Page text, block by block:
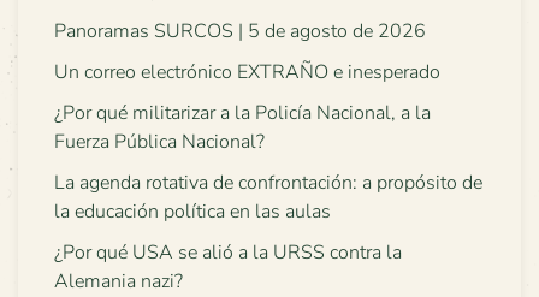
Panoramas SURCOS | 5 de agosto de 2026
Un correo electrónico EXTRAÑO e inesperado
¿Por qué militarizar a la Policía Nacional, a la
Fuerza Pública Nacional?
La agenda rotativa de confrontación: a propósito de
la educación política en las aulas
¿Por qué USA se alió a la URSS contra la
Alemania nazi?